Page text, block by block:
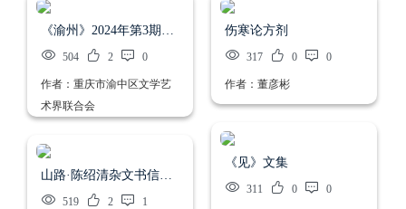
《渝州》2024年第3期（总第55期）
504 2 0
作者：重庆市渝中区文学艺
术界联合会
伤寒论方剂
317 0 0
作者：董彦彬
《见》文集
311 0 0
山路·陈绍清杂文书信选集
519 2 1